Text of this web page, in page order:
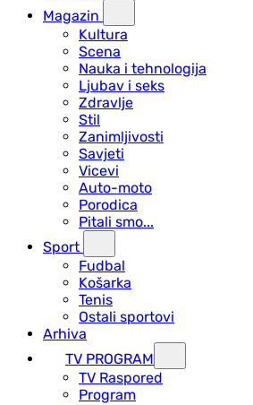
Magazin
Kultura
Scena
Nauka i tehnologija
Ljubav i seks
Zdravlje
Stil
Zanimljivosti
Savjeti
Vicevi
Auto-moto
Porodica
Pitali smo...
Sport
Fudbal
Košarka
Tenis
Ostali sportovi
Arhiva
TV PROGRAM
ТV Raspored
Program